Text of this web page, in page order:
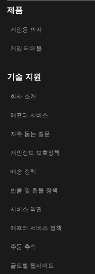
제품
게임용 의자
게임 테이블
기술 지원
회사 소개
애프터 서비스
자주 묻는 질문
개인정보 보호정책
배송 정책
반품 및 환불 정책
서비스 약관
애프터 서비스 정책
주문 추적
글로벌 웹사이트